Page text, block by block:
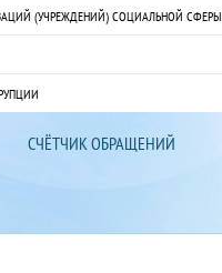
(УЧРЕЖДЕНИЙ) СОЦИАЛЬНОЙ СФЕРЫ
СЧЁТЧИК ОБРАЩЕНИЙ